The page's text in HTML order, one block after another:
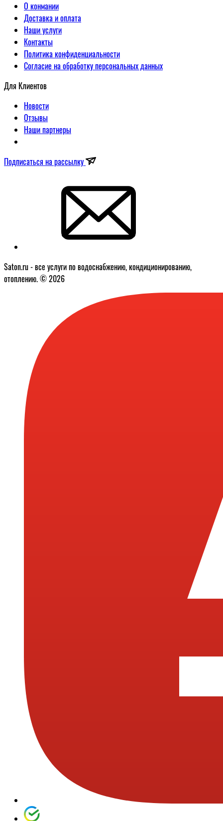
О конмании
Доставка и оплата
Наши услуги
Контакты
Политика конфиденциальности
Согласие на обработку персональных данных
Для Клиентов
Новости
Отзывы
Наши партнеры
Подписаться на рассылку
Saton.ru - все услуги по водоснабжению, кондиционированию,
отоплению. © 2026